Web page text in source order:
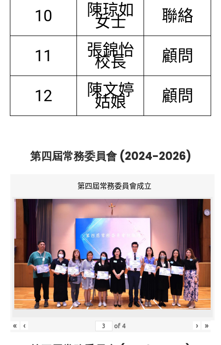
10 陳琼如
女士 聯絡
11 張錦怡
校長 顧問
12 陳文婷
姑娘 顧問
第四屆常務委員會 (2024-2026)
第四屆常務委員會成立
« ‹ of 4 › »